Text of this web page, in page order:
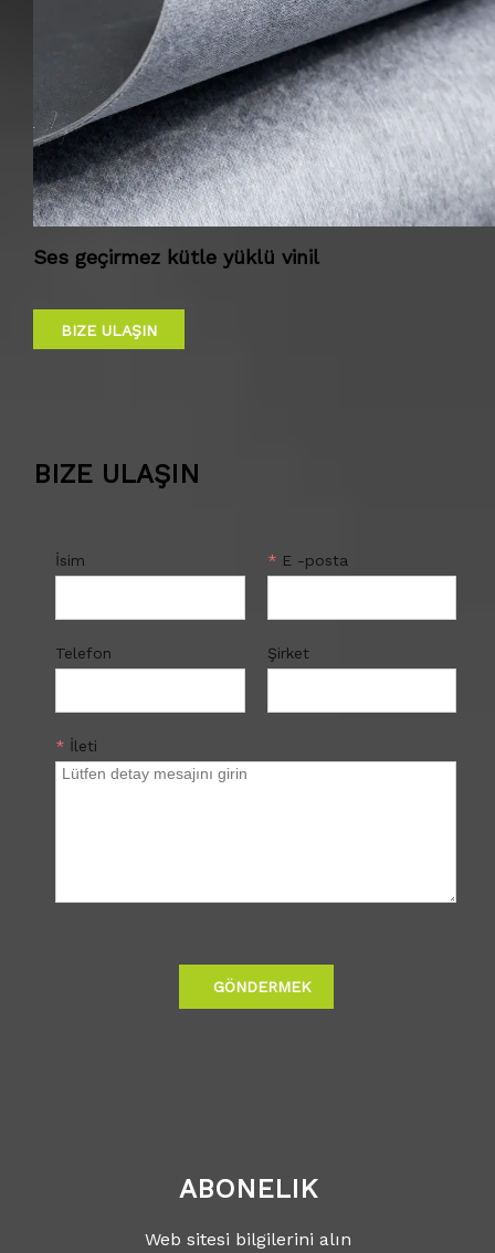
Ses geçirmez kütle yüklü vinil
BIZE ULAŞIN
BIZE ULAŞIN
İsim * E -posta
Telefon Şirket
* İleti
GÖNDERMEK
ABONELIK
Web sitesi bilgilerini alın